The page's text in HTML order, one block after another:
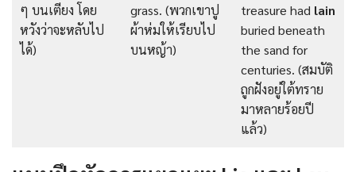
ๆ บนเตียง โดย
หวังว่าจะหลับไป
ได้)
grass. (พวกเขาปู
ผ้าห่มให้เรียบไป
บนหญ้า)
treasure had lain
buried beneath
the sand for
centuries. (สมบัติ
ถูกฝังอยู่ใต้ทราย
มาหลายร้อยปี
แล้ว)